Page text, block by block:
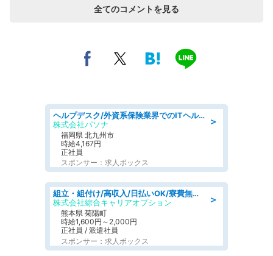
全てのコメントを見る
＞
ヘルプデスク/外資系保険業界でのITヘルプデスク業務/駅近/即日勤務可/ヘルプデスク
株式会社パソナ
福岡県 北九州市
時給4,167円
正社員
スポンサー：求人ボックス
＞
組立・組付け/高収入/日払いOK/寮費無料/交替制/20・30・40代活躍中
株式会社綜合キャリアオプション
熊本県 菊陽町
時給1,600円～2,000円
正社員 / 派遣社員
スポンサー：求人ボックス